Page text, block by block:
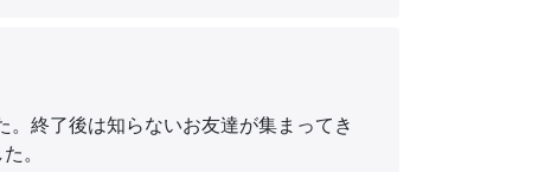
終了後は知らないお友達が集まってき
。